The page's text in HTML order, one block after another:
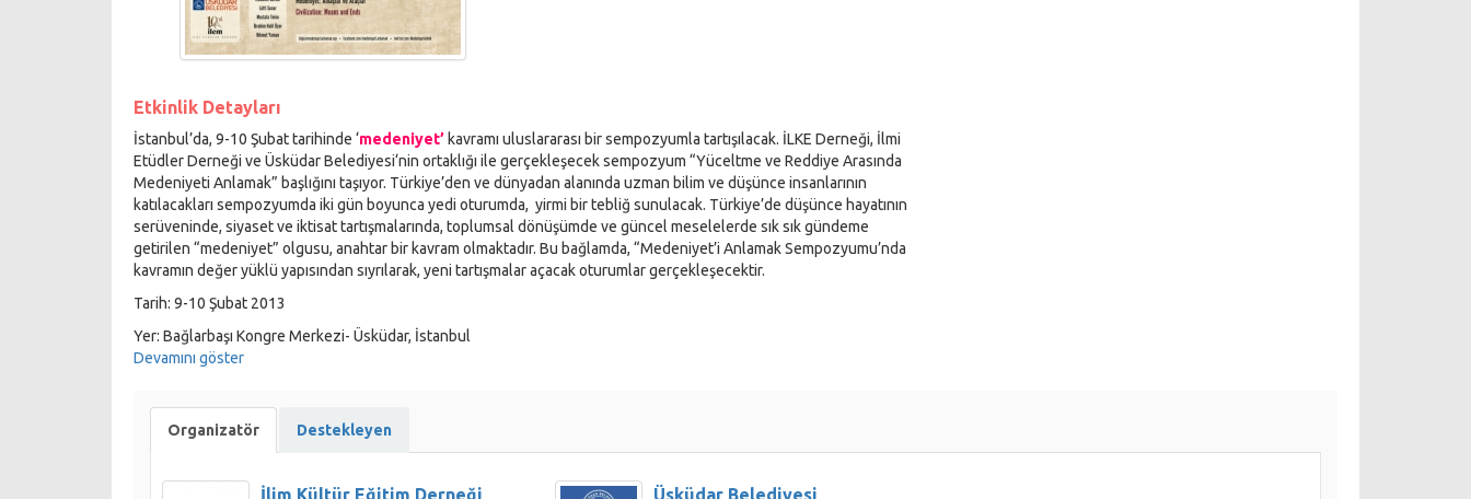
Etkinlik Detayları
İstanbul’da, 9-10 Şubat tarihinde ‘medeniyet’ kavramı uluslararası bir sempozyumla tartışılacak. İLKE Derneği, İlmi
Etüdler Derneği ve Üsküdar Belediyesi‘nin ortaklığı ile gerçekleşecek sempozyum “Yüceltme ve Reddiye Arasında
Medeniyeti Anlamak” başlığını taşıyor. Türkiye’den ve dünyadan alanında uzman bilim ve düşünce insanlarının
katılacakları sempozyumda iki gün boyunca yedi oturumda, yirmi bir tebliğ sunulacak. Türkiye’de düşünce hayatının
serüveninde, siyaset ve iktisat tartışmalarında, toplumsal dönüşümde ve güncel meselelerde sık sık gündeme
getirilen “medeniyet” olgusu, anahtar bir kavram olmaktadır. Bu bağlamda, “Medeniyet’i Anlamak Sempozyumu’nda
kavramın değer yüklü yapısından sıyrılarak, yeni tartışmalar açacak oturumlar gerçekleşecektir.
Tarih: 9-10 Şubat 2013
Yer: Bağlarbaşı Kongre Merkezi- Üsküdar, İstanbul
Devamını göster
Organizatör Destekleyen
İlim Kültür Eğitim Derneği Üsküdar Belediyesi